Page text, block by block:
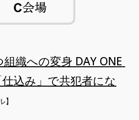
織への変身 DAY ONE
込み」で共犯者にな
】